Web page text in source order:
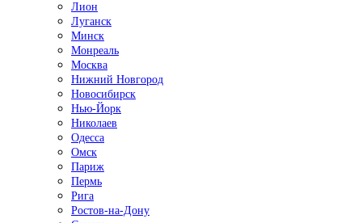
Лион
Луганск
Минск
Монреаль
Москва
Нижний Новгород
Новосибирск
Нью-Йорк
Николаев
Одесса
Омск
Париж
Пермь
Рига
Ростов-на-Дону